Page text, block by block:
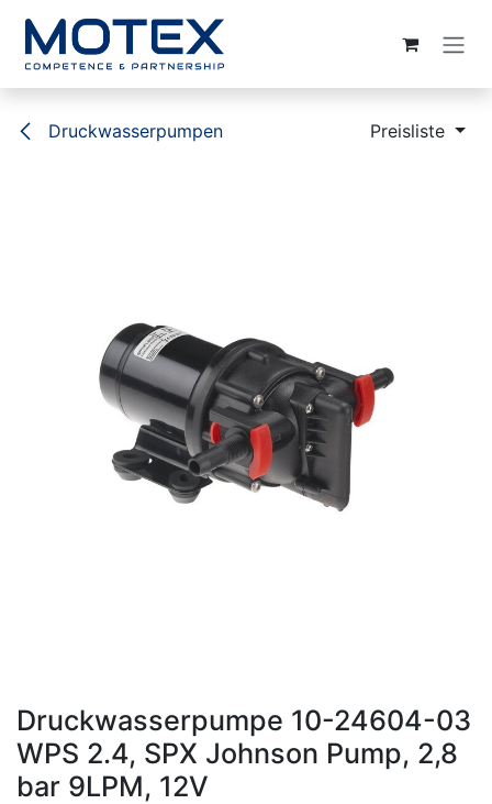
Druckwasserpumpen Preisliste
Druckwasserpumpe 10-24604-03
WPS 2.4, SPX Johnson Pump, 2,8
bar 9LPM, 12V